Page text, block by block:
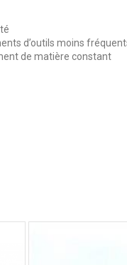
d’outils moins
de matière constant
à une expérience du09/06/